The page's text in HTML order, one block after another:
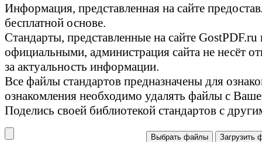
Информация, представленная на сайте
бесплатной основе.
Стандарты, представленные на сайте GostPDF.ru
официальными, администрация сайта не несёт
за актуальность информации.
Все файлы стандартов предназначены для
ознакомления необходимо удалять файлы с
Поделись своей библиотекой стандартов с
Выбрать файлы Загрузить